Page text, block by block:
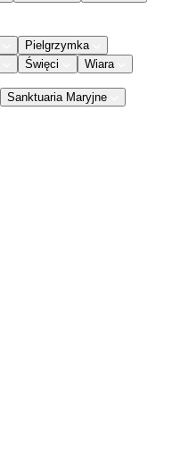
Pielgrzymka
Święci Wiara
Sanktuaria Maryjne